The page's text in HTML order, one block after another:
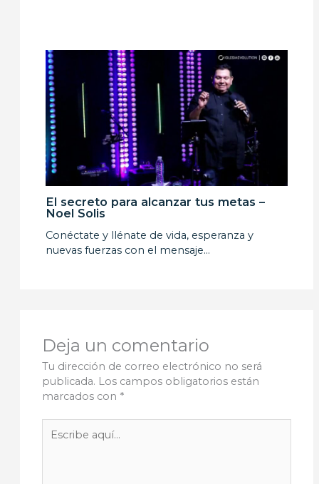
El secreto para alcanzar tus metas –
Noel Solis
Conéctate y llénate de vida, esperanza y
nuevas fuerzas con el mensaje…
Deja un comentario
Tu dirección de correo electrónico no será
publicada. Los campos obligatorios están
marcados con *
aquí...